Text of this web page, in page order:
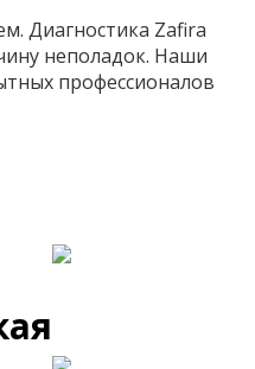
Диагностика Zafira
неполадок. Наши
профессионалов